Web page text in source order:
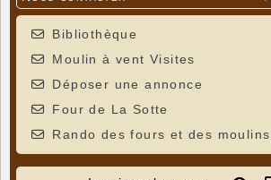
Bibliothèque
Moulin à vent Visites
Déposer une annonce
Four de La Sotte
Rando des fours et des moulins